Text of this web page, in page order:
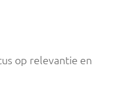
op relevantie en